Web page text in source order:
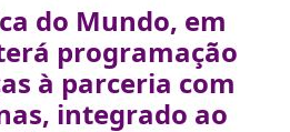
do Mundo, em
programação
à parceria com
integrado ao